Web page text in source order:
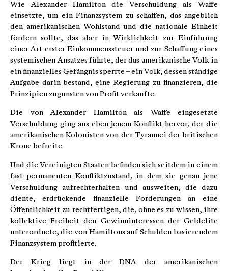
Wie Alexander Hamilton die Verschuldung als Waffe
einsetzte, um ein Finanzsystem zu schaffen, das angeblich
den amerikanischen Wohlstand und die nationale Einheit
fördern sollte, das aber in Wirklichkeit zur Einführung
einer Art erster Einkommenssteuer und zur Schaffung eines
systemischen Ansatzes führte, der das amerikanische Volk in
ein finanzielles Gefängnis sperrte – ein Volk, dessen ständige
Aufgabe darin bestand, eine Regierung zu finanzieren, die
Prinzipien zugunsten von Profit verkaufte.
Die von Alexander Hamilton als Waffe eingesetzte
Verschuldung ging aus eben jenem Konflikt hervor, der die
amerikanischen Kolonisten von der Tyrannei der britischen
Krone befreite.
Und die Vereinigten Staaten befinden sich seitdem in einem
fast permanenten Konfliktzustand, in dem sie genau jene
Verschuldung aufrechterhalten und ausweiten, die dazu
diente, erdrückende finanzielle Forderungen an eine
Öffentlichkeit zu rechtfertigen, die, ohne es zu wissen, ihre
kollektive Freiheit den Gewinninteressen der Geldelite
unterordnete, die von Hamiltons auf Schulden basierendem
Finanzsystem profitierte.
Der Krieg liegt in der DNA der amerikanischen